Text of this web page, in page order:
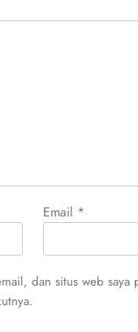
Email *
dan situs web